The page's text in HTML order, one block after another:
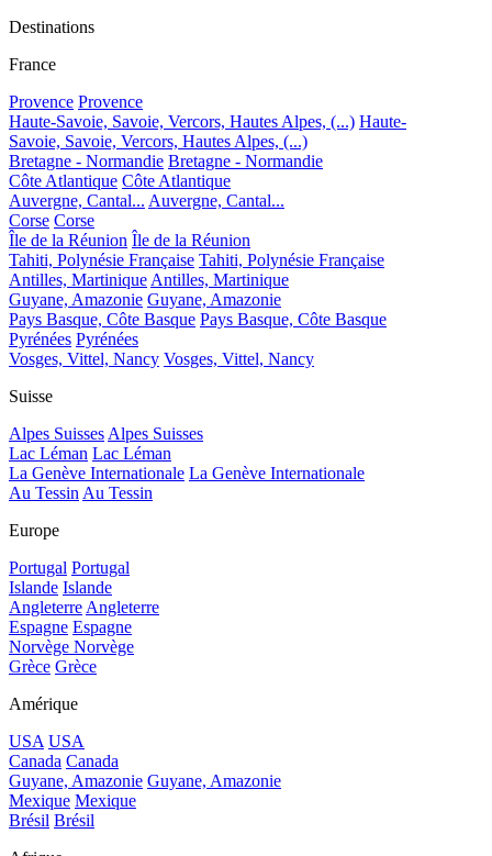
Destinations
France
Provence Provence
Haute-Savoie, Savoie, Vercors, Hautes Alpes, (...) Haute-
Savoie, Savoie, Vercors, Hautes Alpes, (...)
Bretagne - Normandie Bretagne - Normandie
Côte Atlantique Côte Atlantique
Auvergne, Cantal... Auvergne, Cantal...
Corse Corse
Île de la Réunion Île de la Réunion
Tahiti, Polynésie Française Tahiti, Polynésie Française
Antilles, Martinique Antilles, Martinique
Guyane, Amazonie Guyane, Amazonie
Pays Basque, Côte Basque Pays Basque, Côte Basque
Pyrénées Pyrénées
Vosges, Vittel, Nancy Vosges, Vittel, Nancy
Suisse
Alpes Suisses Alpes Suisses
Lac Léman Lac Léman
La Genève Internationale La Genève Internationale
Au Tessin Au Tessin
Europe
Portugal Portugal
Islande Islande
Angleterre Angleterre
Espagne Espagne
Norvège Norvège
Grèce Grèce
Amérique
USA USA
Canada Canada
Guyane, Amazonie Guyane, Amazonie
Mexique Mexique
Brésil Brésil